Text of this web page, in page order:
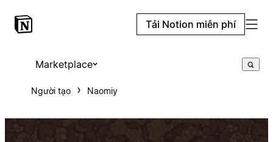
Tải Notion miễn phí
Marketplace
Người tạo Naomiy